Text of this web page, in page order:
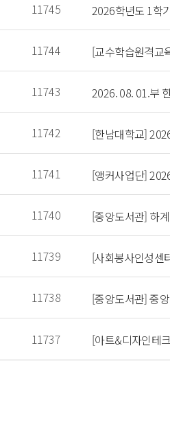
11745 2026학년도 1학
11744 [교수학습원격교
11743 2026. 08. 01.부
11742 [한남대학교]
11741 [앵커사업단]
11740 [중앙도서관] 하
11739 [사회봉사인성센
11738 [중앙도서관] 중
11737 [아트&디자인테